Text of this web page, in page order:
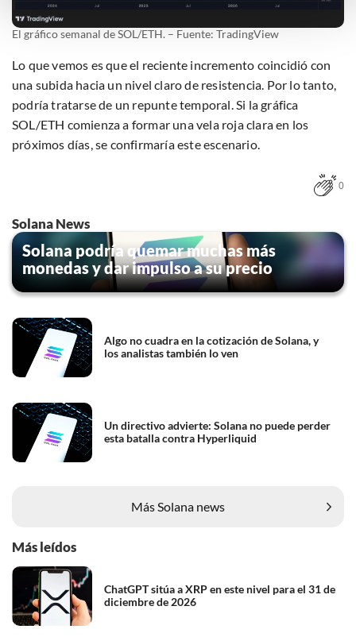
bezwaar tegen bedrijven die persoonsgegevens verwerken
op basis van gerechtvaardigd belang. U kunt uw privacy-
instellingen te allen tijde inzien en bijwerken door op de
tekst 'cookies' te klikken onderaan de pagina. Voor meer
El gráfico semanal de SOL/ETH. – Fuente: TradingView
Lo que vemos es que el reciente incremento coincidió con
una subida hacia un nivel claro de resistencia. Por lo tanto,
podría tratarse de un repunte temporal. Si la gráfica
SOL/ETH comienza a formar una vela roja clara en los
próximos días, se confirmaría este escenario.
0
Solana News
Solana podría quemar muchas más
monedas y dar impulso a su precio
Algo no cuadra en la cotización de Solana, y
los analistas también lo ven
Un directivo advierte: Solana no puede perder
esta batalla contra Hyperliquid
Más Solana news
Más leídos
ChatGPT sitúa a XRP en este nivel para el 31 de
diciembre de 2026